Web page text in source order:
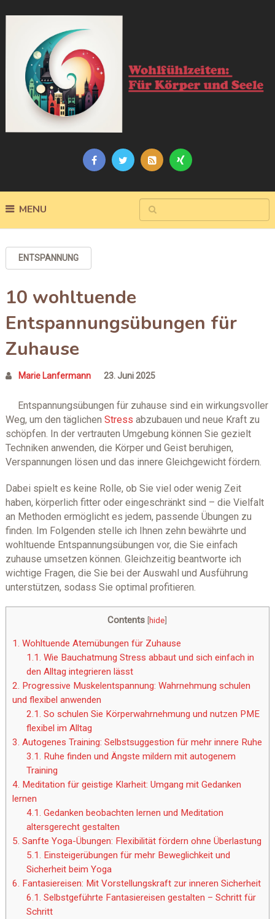
MENU
ENTSPANNUNG
10 wohltuende
Entspannungsübungen für
Zuhause
Marie Lanfermann 23. Juni 2025
Entspannungsübungen für zuhause sind ein wirkungsvoller
Weg, um den täglichen Stress abzubauen und neue Kraft zu
schöpfen. In der vertrauten Umgebung können Sie gezielt
Techniken anwenden, die Körper und Geist beruhigen,
Verspannungen lösen und das innere Gleichgewicht fördern.
Dabei spielt es keine Rolle, ob Sie viel oder wenig Zeit
haben, körperlich fitter oder eingeschränkt sind – die Vielfalt
an Methoden ermöglicht es jedem, passende Übungen zu
finden. Im Folgenden stelle ich Ihnen zehn bewährte und
wohltuende Entspannungsübungen vor, die Sie einfach
zuhause umsetzen können. Gleichzeitig beantworte ich
wichtige Fragen, die Sie bei der Auswahl und Ausführung
unterstützen, sodass Sie optimal profitieren.
Contents [hide]
1. Wohltuende Atemübungen für Zuhause
1.1. Wie Bauchatmung Stress abbaut und sich einfach in
den Alltag integrieren lässt
2. Progressive Muskelentspannung: Wahrnehmung schulen
und flexibel anwenden
2.1. So schulen Sie Körperwahrnehmung und nutzen PME
flexibel im Alltag
3. Autogenes Training: Selbstsuggestion für mehr innere Ruhe
3.1. Ruhe finden und Ängste mildern mit autogenem
Training
4. Meditation für geistige Klarheit: Umgang mit Gedanken
lernen
4.1. Gedanken beobachten lernen und Meditation
altersgerecht gestalten
5. Sanfte Yoga-Übungen: Flexibilität fördern ohne Überlastung
5.1. Einsteigerübungen für mehr Beweglichkeit und
Sicherheit beim Yoga
6. Fantasiereisen: Mit Vorstellungskraft zur inneren Sicherheit
6.1. Selbstgeführte Fantasiereisen gestalten – Schritt für
Schritt